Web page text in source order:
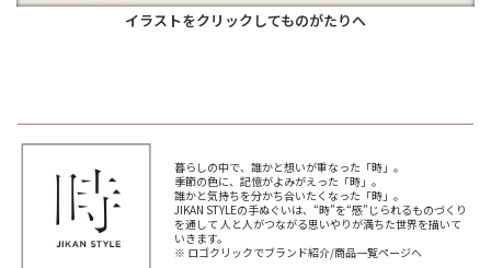
イラストをクリックしてものがたりへ
暮らしの中で、誰かと想いが重なった「時」。
季節の色に、記憶がよみがえった「時」。
誰かと気持ちを分かち合いたくなった「時」。
JIKAN STYLEの手ぬぐいは、“時”を“感”じられるものづくり
を通して 人と人がつながる思いやりが満ちた世界を描いて
いきます。
※ ロゴクリックでブランド紹介/商品一覧ページへ